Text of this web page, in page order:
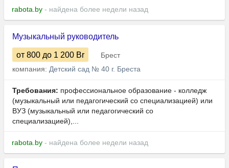
rabota.by - найдена более недели назад
Музыкальный руководитель
от 800 до 1 200 Br
Брест
компания: Детский сад № 40 г. Бреста
Требования: профессиональное образование - колледж
(музыкальный или педагогический со специализацией) или
ВУЗ (музыкальный или педагогический со
специализацией),...
rabota.by - найдена более недели назад